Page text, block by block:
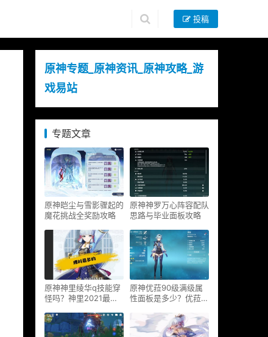
投稿
原神专题_原神资讯_原神攻略_游
戏易站
专题文章
原神皑尘与雪影骤起的
魔花挑战全奖励攻略
原神神罗万心阵容配队
思路与毕业面板攻略
原神神里绫华q技能穿
怪吗？神里2021最新
原神优菈90级满级属
性面板是多少？优菈大